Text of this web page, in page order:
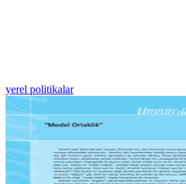
yerel politikalar